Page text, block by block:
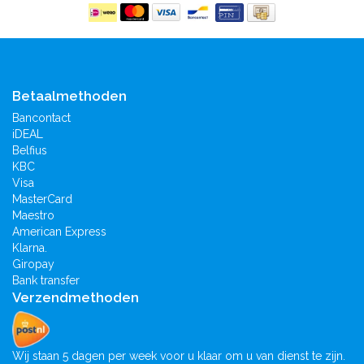
Betaalmethoden
Bancontact
iDEAL
Belfius
KBC
Visa
MasterCard
Maestro
American Express
Klarna.
Giropay
Bank transfer
Verzendmethoden
Wij staan 5 dagen per week voor u klaar om u van dienst te zijn.